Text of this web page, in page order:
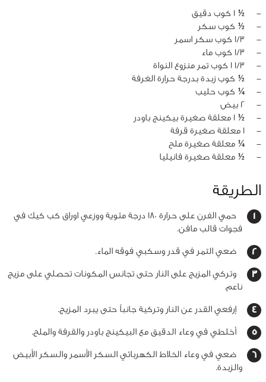
‏-
½ 1 كوب دقيق
‏-
½ كوب سكر
‏-
1/3 كوب سكر اسمر
‏-
1/3 كوب ماء
‏-
1/3 1 كوب تمر منزوع النواة
‏-
½ كوب زبدة بدرجة حرارة الغرفة
‏-
¼ كوب حليب
‏-
2 بيض
‏-
½ 1 معلقة صغيرة بيكينج باودر
‏-
1 معلقة صغيرة قرفة
‏-
¼ معلقة صغيرة ملح
‏-
½ معلقة صغيرة فانيليا
الطريقة
حمي الفرن على حرارة 180 درجة مئوية ووزعي اوراق كب كيك في
فجوات قالب مافن.
ضعي التمر في قدر وسكبي فوقه الماء.
وتركي المزيج على النار حتى تجانس المكونات تحصلي على مزيج
ناعم.
إرفعي القدر عن النار وتركية جانباً حتى يبرد المزيج.
أخلطي في وعاء الدقيق مع البيكينج باودر والقرفة والملح.
ضعي في وعاء الخلاط الكهربائي السكر الأسمر والسكر الأبيض
والزبدة.